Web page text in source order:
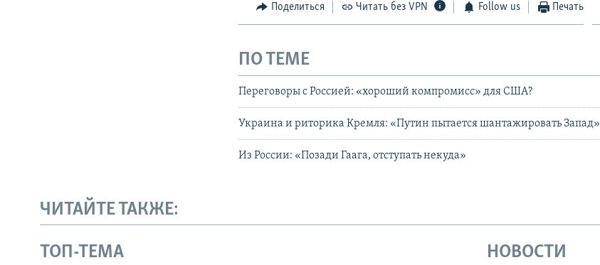
Поделиться Читать без VPN Follow us Печать
ПО ТЕМЕ
Переговоры с Россией: «хороший компромисс» для США?
Украина и риторика Кремля: «Путин пытается шантажировать Запад»
Из России: «Позади Гаага, отступать некуда»
ЧИТАЙТЕ ТАКЖЕ:
ТОП-ТЕМА НОВОСТИ